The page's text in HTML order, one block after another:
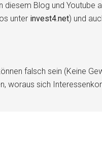
diesem Blog und Youtube
unter invest4.net) und
falsch sein (Keine
woraus sich